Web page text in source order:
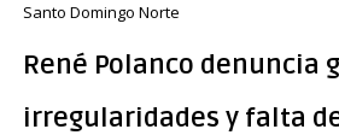
Santo Domingo Norte
René Polanco denuncia
irregularidades y falta